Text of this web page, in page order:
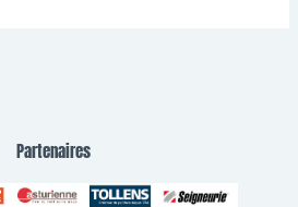
Partenaires